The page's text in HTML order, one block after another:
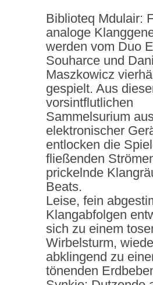
Biblioteq Mdulair:
analoge
werden vom Duo
Souharce und
Maszkowicz
gespielt. Aus
vorsintflutlichen
Sammelsurium
elektronischer
entlocken die
fließenden
prickelnde
Beats.
Leise, fein
Klangabfolgen
sich zu einem
Wirbelsturm,
abklingend zu
tönenden